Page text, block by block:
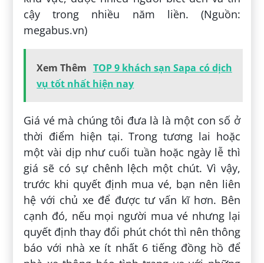
cậy trong nhiều năm liền. (Nguồn:
megabus.vn)
Xem Thêm TOP 9 khách sạn Sapa có dịch
vụ tốt nhất hiện nay
Giá vé mà chúng tôi đưa là là một con số ở
thời điểm hiện tại. Trong tương lai hoặc
một vài dịp như cuối tuần hoặc ngày lễ thì
giá sẽ có sự chênh lệch một chút. Vì vậy,
trước khi quyết định mua vé, bạn nên liên
hệ với chủ xe để được tư vấn kĩ hơn. Bên
cạnh đó, nếu mọi người mua vé nhưng lại
quyết định thay đổi phút chót thì nên thông
báo với nhà xe ít nhất 6 tiếng đồng hồ để